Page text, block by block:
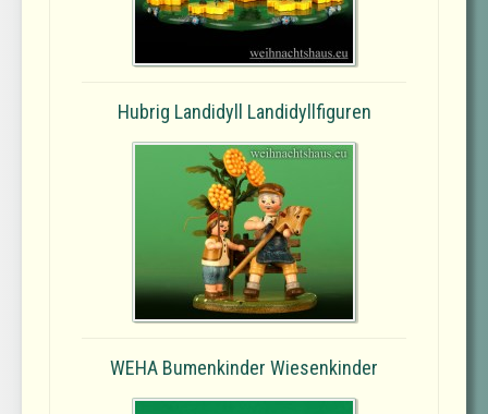
Hubrig Landidyll Landidyllfiguren
WEHA Bumenkinder Wiesenkinder